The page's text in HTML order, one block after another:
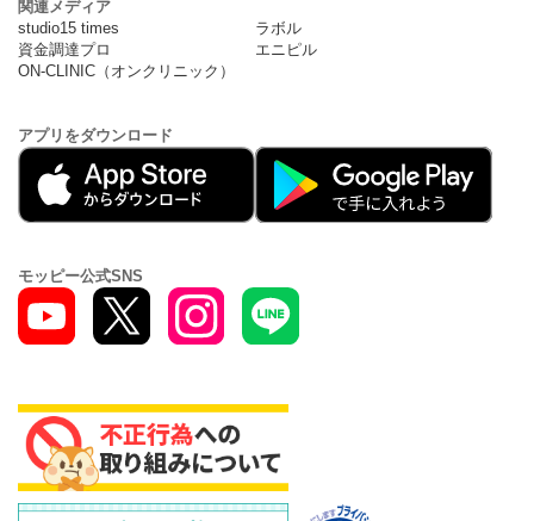
関連メディア
studio15 times
ラボル
資金調達プロ
エニピル
ON-CLINIC（オンクリニック）
アプリをダウンロード
モッピー公式SNS